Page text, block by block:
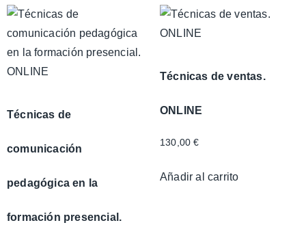
Técnicas de
comunicación
pedagógica en la
formación presencial.
Técnicas de ventas.
ONLINE
130,00€
Añadir al carrito